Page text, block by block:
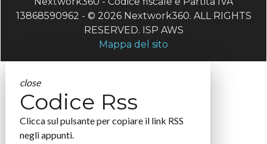
13868590962 - © 2026 Nextwork360. ALL RIGHTS
RESERVED. ISP AWS
Mappa del sito
close
Codice Rss
Clicca sul pulsante per copiare il link RSS
negli appunti.